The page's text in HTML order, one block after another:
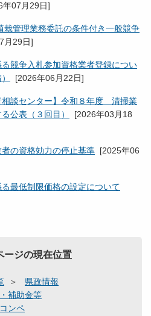
年07月29日]
栽管理業務委託の条件付き一般競争
月29日]
競争入札参加資格業者登録につい
[2026年06月22日]
相談センター】令和８年度 清掃業
公表（３回目）
[2026年03月18
の資格効力の停止基準 [2025年06
最低制限価格の設定について
ージの現在位置
県政情報
補助金等
ンペ